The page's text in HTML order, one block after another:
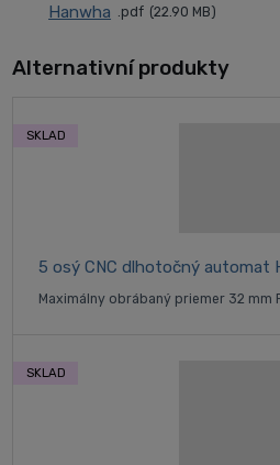
Hanwha
pdf 22.90 MB
Alternativní produkty
5 osý CNC dlhotočný automat
Maximálny obrábaný priemer 32 mm
SKLAD
SKLAD